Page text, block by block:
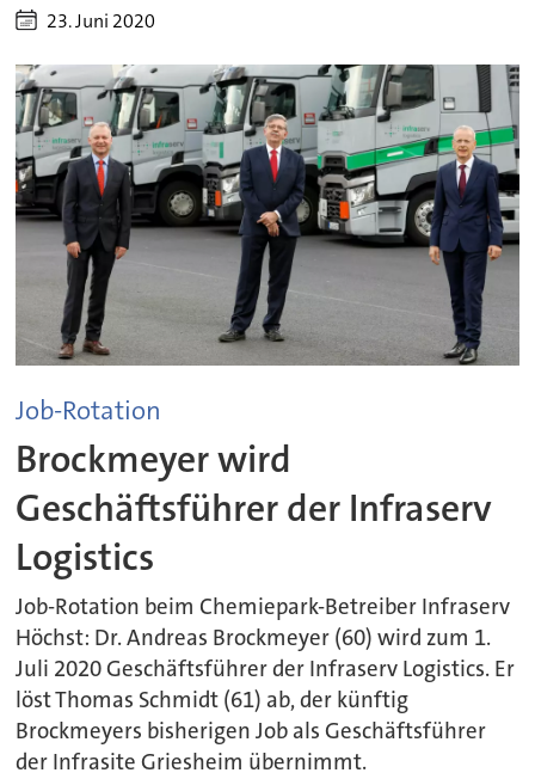
23. Juni 2020
Job-Rotation
Brockmeyer wird
Geschäftsführer der Infraserv
Logistics
Job-Rotation beim Chemiepark-Betreiber Infraserv
Höchst: Dr. Andreas Brockmeyer (60) wird zum 1.
Juli 2020 Geschäftsführer der Infraserv Logistics. Er
löst Thomas Schmidt (61) ab, der künftig
Brockmeyers bisherigen Job als Geschäftsführer
der Infrasite Griesheim übernimmt.